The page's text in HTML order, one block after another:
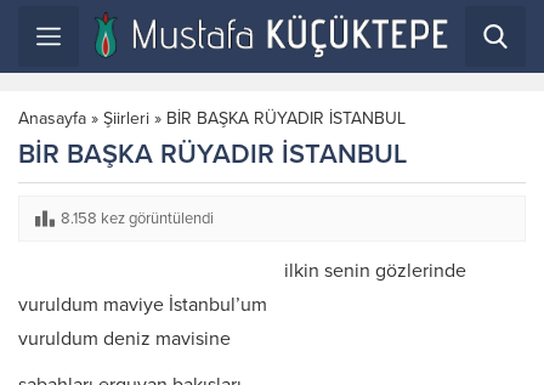
Anasayfa » Şiirleri » BİR BAŞKA RÜYADIR İSTANBUL
BİR BAŞKA RÜYADIR İSTANBUL
8.158 kez görüntülendi
ilkin senin gözlerinde
vuruldum maviye İstanbul’um
vuruldum deniz mavisine